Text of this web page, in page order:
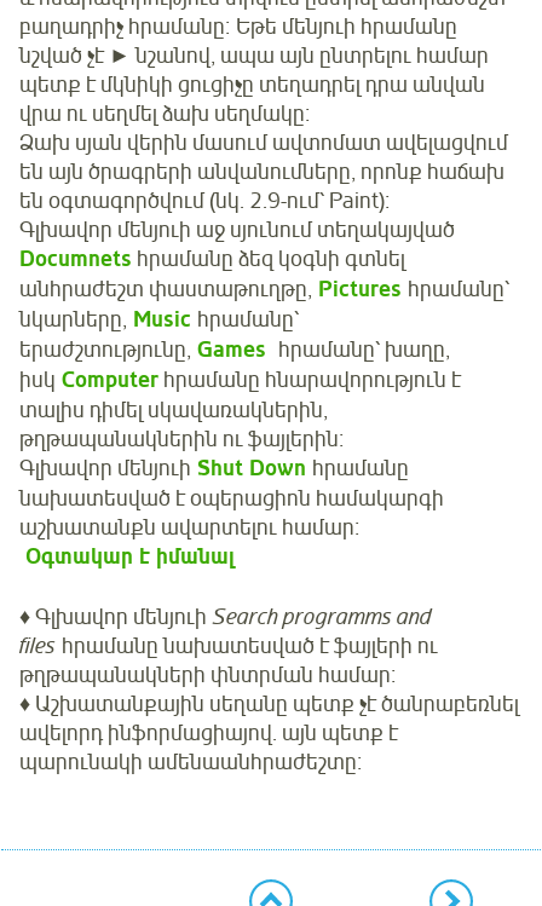
բաղադրիչ հրամանը։ Եթե մենյուի հրամանը
նշված չէ ► նշանով, ապա այն ընտրելու համար
պետք է մկնիկի ցուցիչը տեղադրել դրա անվան
վրա ու սեղմել ձախ սեղմակը։
Ձախ սյան վերին մասում ավտոմատ ավելացվում
են այն ծրագրերի անվանումները, որոնք հաճախ
են օգտագործվում (նկ. 2.9-ում՝ Paint)։
Գլխավոր մենյուի աջ սյունում տեղակայված
Documnets հրամանը ձեզ կօգնի գտնել
անհրաժեշտ փաստաթուղթը, Pictures հրամանը՝
նկարները, Music հրամանը՝
երաժշտությունը, Games հրամանը՝ խաղը,
իսկ Computer հրամանը հնարավորություն է
տալիս դիմել սկավառակներին,
թղթապանակներին ու ֆայլերին։
Գլխավոր մենյուի Shut Down հրամանը
նախատեսված է օպերացիոն համակարգի
աշխատանքն ավարտելու համար։
Օգտակար է իմանալ
♦ Գլխավոր մենյուիSearch programms and
files հրամանը նախատեսված է ֆայլերի ու
թղթապանակների փնտրման համար։
♦ Աշխատանքային սեղանը պետք չէ ծանրաբեռնել
ավելորդ ինֆորմացիայով. այն պետք է
պարունակի ամենաանհրաժեշտը։